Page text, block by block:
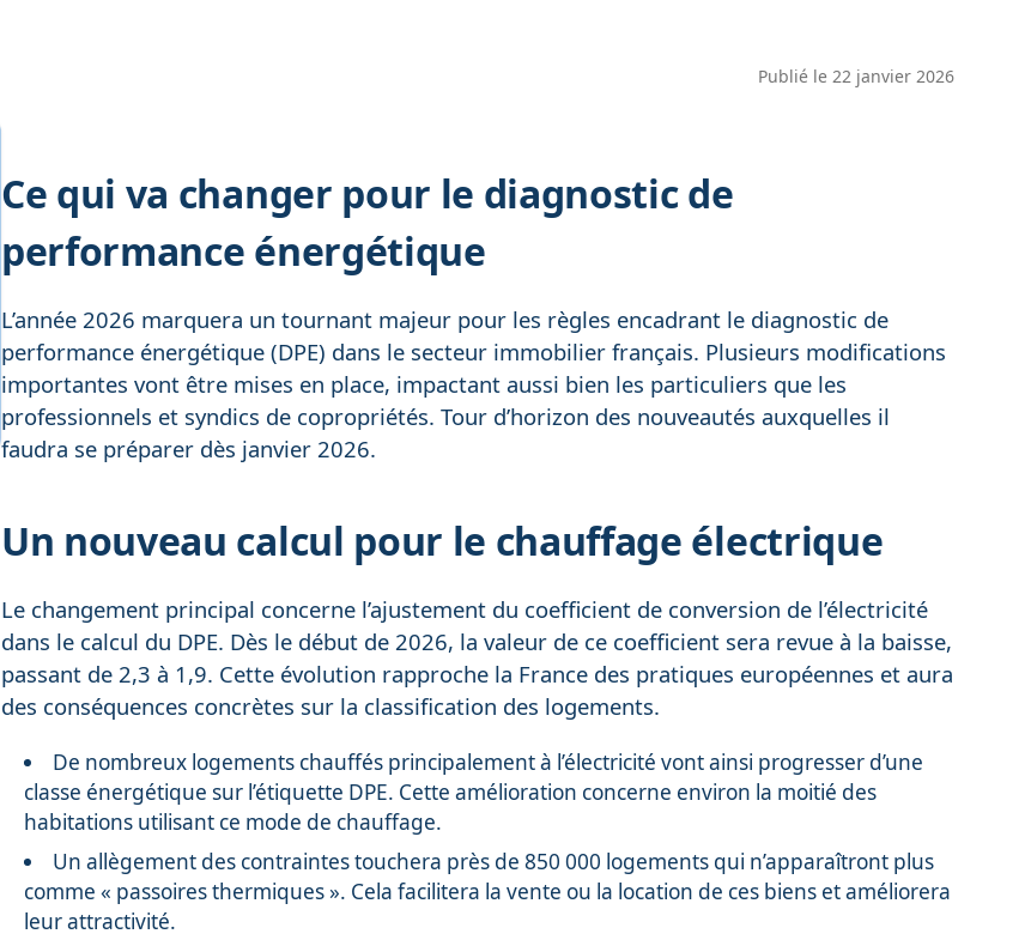
Publié le 22 janvier 2026
Ce qui va changer pour le diagnostic de
performance énergétique
L’année 2026 marquera un tournant majeur pour les règles encadrant le diagnostic de
performance énergétique (DPE) dans le secteur immobilier français. Plusieurs modifications
importantes vont être mises en place, impactant aussi bien les particuliers que les
professionnels et syndics de copropriétés. Tour d’horizon des nouveautés auxquelles il
faudra se préparer dès janvier 2026.
Un nouveau calcul pour le chauffage électrique
Le changement principal concerne l’ajustement du coefficient de conversion de l’électricité
dans le calcul du DPE. Dès le début de 2026, la valeur de ce coefficient sera revue à la baisse,
passant de 2,3 à 1,9. Cette évolution rapproche la France des pratiques européennes et aura
des conséquences concrètes sur la classification des logements.
De nombreux logements chauffés principalement à l’électricité vont ainsi progresser d’une
classe énergétique sur l’étiquette DPE. Cette amélioration concerne environ la moitié des
habitations utilisant ce mode de chauffage.
Un allègement des contraintes touchera près de 850 000 logements qui n’apparaîtront plus
comme « passoires thermiques ». Cela facilitera la vente ou la location de ces biens et améliorera
leur attractivité.